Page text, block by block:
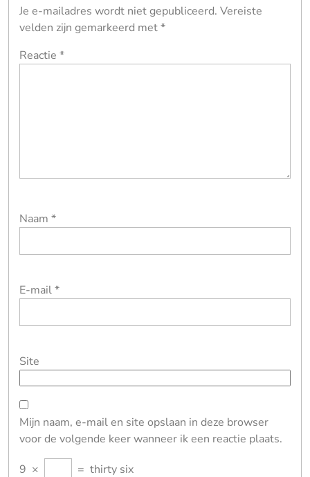
Je e-mailadres wordt niet gepubliceerd. Vereiste
velden zijn gemarkeerd met*
Reactie *
Naam *
E-mail*
Site
Mijn naam, e-mail en site opslaan in deze browser
voor de volgende keer wanneer ik een reactie plaats.
9 × = thirty six